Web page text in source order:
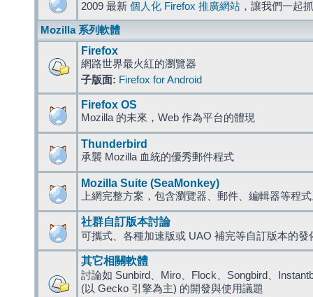
2009 最新 個人化 Firefox 推廣網站 ，讓我們一起
Mozilla 系列軟體
Firefox
網路世界最火紅的瀏覽器
子版面: Firefox for Android
Firefox OS
Mozilla 的未來，Web 作為平台的體現
Thunderbird
承襲 Mozilla 血統的優秀郵件程式
Mozilla Suite (SeaMonkey)
上網完整方案，包含瀏覽器、郵件、編輯器等程
社群自訂版本討論
可攜式、各種加速版或 UAO 補完等自訂版本的發
其它相關軟體
討論如 Sunbird、Miro、Flock、Songbird、
(以 Gecko 引擎為主) 的開發與使用議題